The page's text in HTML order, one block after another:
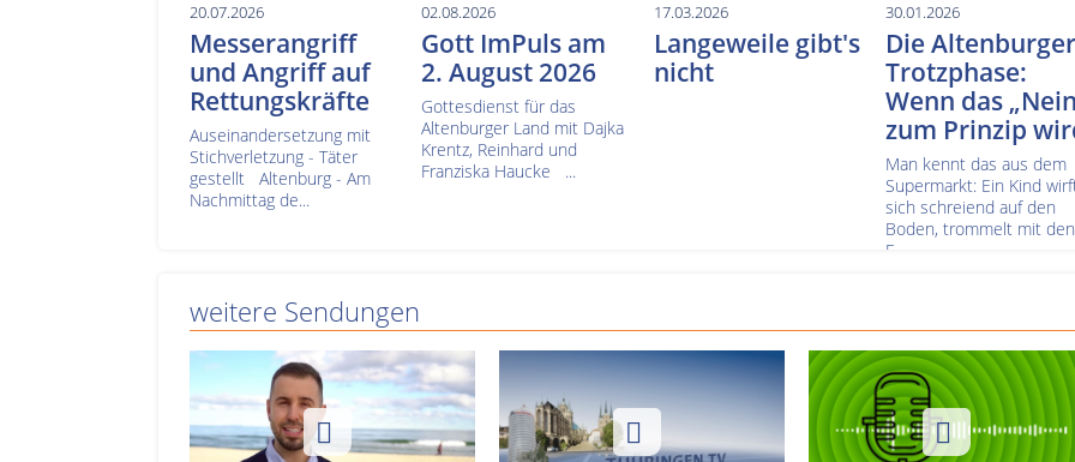
20.07.2026
Messerangriff
und Angriff auf
Rettungskräfte
Auseinandersetzung mit
Stichverletzung - Täter
gestellt Altenburg - Am
Nachmittag de...
02.08.2026
Gott ImPuls am
2. August 2026
Gottesdienst für das
Altenburger Land mit Dajka
Krentz, Reinhard und
Franziska Haucke ...
17.03.2026
Langeweile gibt's
nicht
30.01.2026
Die Altenburger
Trotzphase:
Wenn das
zum Prinzip
Man kennt das aus dem
Supermarkt: Ein Kind
sich schreiend auf den
Boden, trommelt mit den
F...
weitere Sendungen